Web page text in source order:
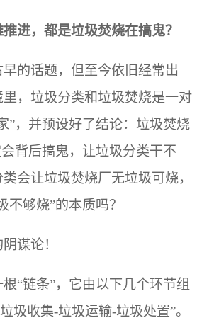
进，都是垃圾焚烧在搞鬼？
的话题，但至今依旧经常出
，垃圾分类和垃圾焚烧是一对
”，并预设好了结论：垃圾焚烧
背后搞鬼，让垃圾分类干不
会让垃圾焚烧厂无垃圾可烧，
不够烧”的本质吗？
谋论！
“链条”，它由以下几个环节组
圾收集-垃圾运输-垃圾处置”。